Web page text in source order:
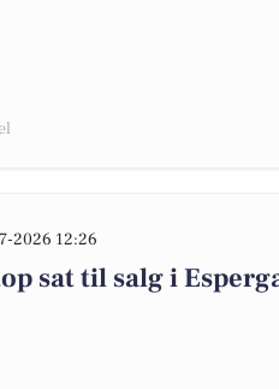
2026 12:26
sat til salg i